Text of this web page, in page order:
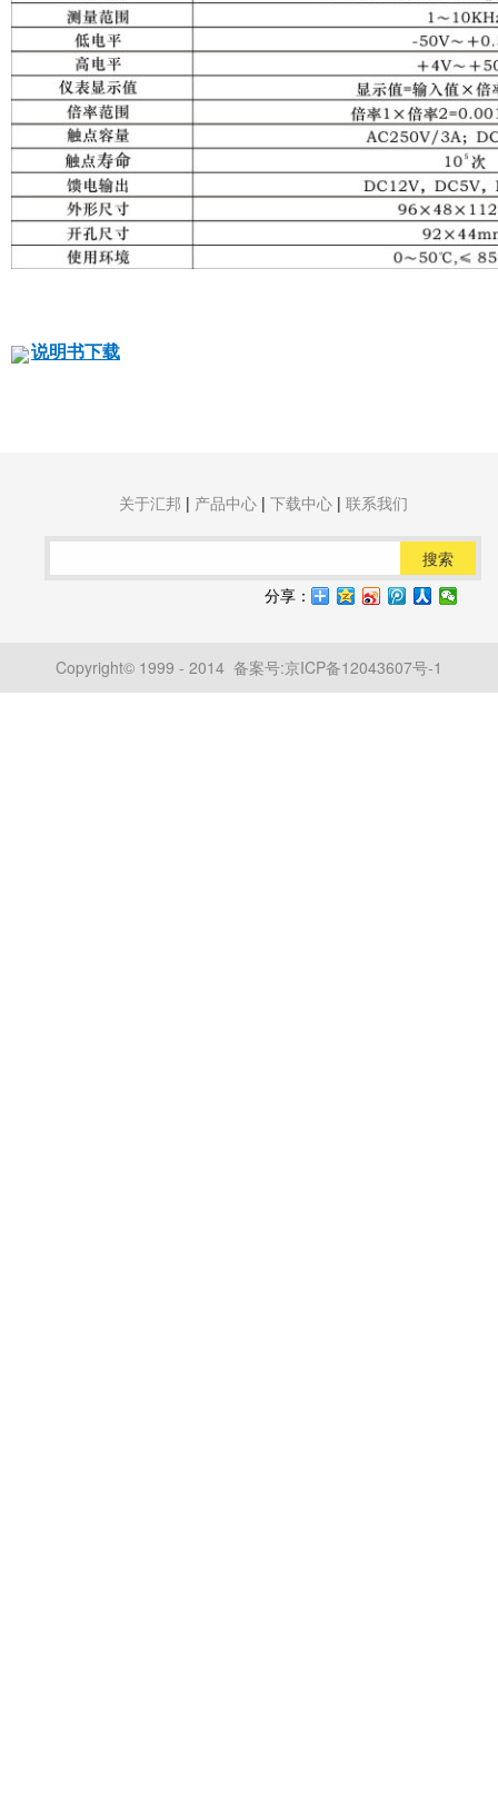
说明书下载
关于汇邦 | 产品中心| 下载中心| 联系我们
搜索
分享：
Copyright© 1999 - 2014 备案号:京ICP备12043607号-1